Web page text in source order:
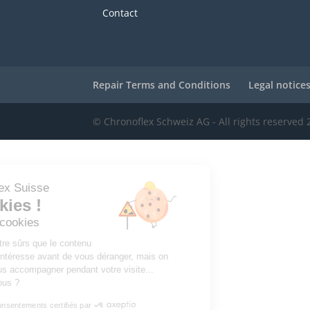
Contact
Repair Terms and Conditions Legal
© Chronoflex Schweiz AG - All rights reserved
CHRONO Flex Suisse
Les Cookies !
Gestion des cookies
On a attendu d'être sûrs que le contenu
de ce site vous intéresse avant de vous déranger, mais on
aimerait bien vous accompagner pendant votre visite...
C'est OK pour vous ?
Consentements certifiés par